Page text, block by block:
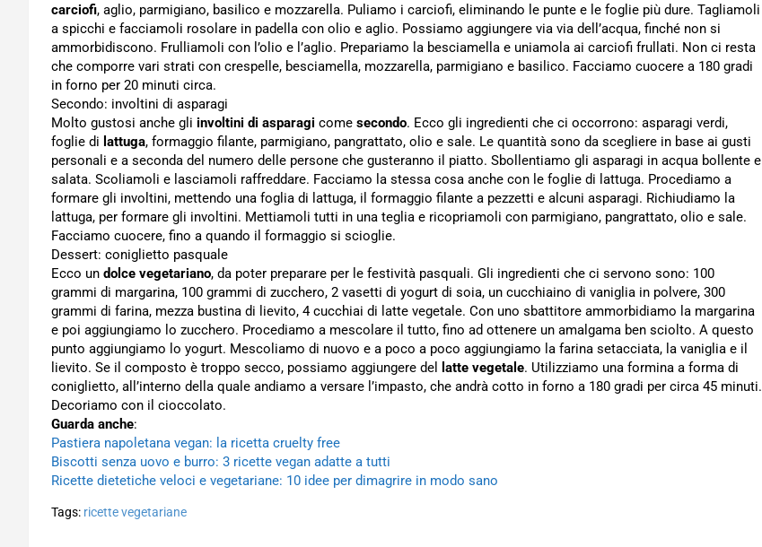
carciofi, aglio, parmigiano, basilico e mozzarella. Puliamo i carciofi, eliminando le punte e le foglie più dure. Tagliamoli
a spicchi e facciamoli rosolare in padella con olio e aglio. Possiamo aggiungere via via dell’acqua, finché non si
ammorbidiscono. Frulliamoli con l’olio e l’aglio. Prepariamo la besciamella e uniamola ai carciofi frullati. Non ci resta
che comporre vari strati con crespelle, besciamella, mozzarella, parmigiano e basilico. Facciamo cuocere a 180 gradi
in forno per 20 minuti circa.
Secondo: involtini di asparagi
Molto gustosi anche gli involtini di asparagi come secondo. Ecco gli ingredienti che ci occorrono: asparagi verdi,
foglie di lattuga, formaggio filante, parmigiano, pangrattato, olio e sale. Le quantità sono da scegliere in base ai gusti
personali e a seconda del numero delle persone che gusteranno il piatto. Sbollentiamo gli asparagi in acqua bollente e
salata. Scoliamoli e lasciamoli raffreddare. Facciamo la stessa cosa anche con le foglie di lattuga. Procediamo a
formare gli involtini, mettendo una foglia di lattuga, il formaggio filante a pezzetti e alcuni asparagi. Richiudiamo la
lattuga, per formare gli involtini. Mettiamoli tutti in una teglia e ricopriamoli con parmigiano, pangrattato, olio e sale.
Facciamo cuocere, fino a quando il formaggio si scioglie.
Dessert: coniglietto pasquale
Ecco un dolce vegetariano, da poter preparare per le festività pasquali. Gli ingredienti che ci servono sono: 100
grammi di margarina, 100 grammi di zucchero, 2 vasetti di yogurt di soia, un cucchiaino di vaniglia in polvere, 300
grammi di farina, mezza bustina di lievito, 4 cucchiai di latte vegetale. Con uno sbattitore ammorbidiamo la margarina
e poi aggiungiamo lo zucchero. Procediamo a mescolare il tutto, fino ad ottenere un amalgama ben sciolto. A questo
punto aggiungiamo lo yogurt. Mescoliamo di nuovo e a poco a poco aggiungiamo la farina setacciata, la vaniglia e il
lievito. Se il composto è troppo secco, possiamo aggiungere del
latte vegetale. Utilizziamo una formina a forma di
coniglietto, all’interno della quale andiamo a versare l’impasto, che andrà cotto in forno a 180 gradi per circa 45 minuti.
Decoriamo con il cioccolato.
Guarda anche:
Pastiera napoletana vegan: la ricetta cruelty free
Biscotti senza uovo e burro: 3 ricette vegan adatte a tutti
Ricette dietetiche veloci e vegetariane: 10 idee per dimagrire in modo sano
Tags: ricette vegetariane